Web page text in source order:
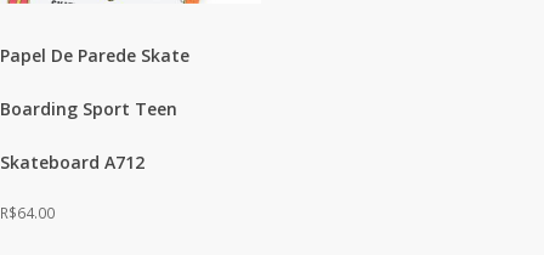
Papel De Parede Skate
Boarding Sport Teen
Skateboard A712
R$64.00